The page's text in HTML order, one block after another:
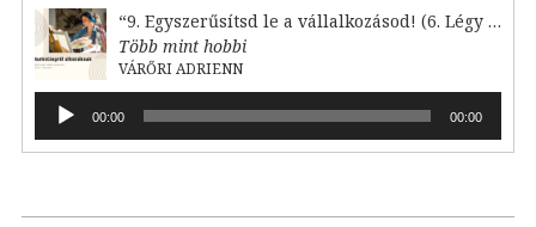
“9. Egyszerűsítsd le a vállalkozásod! (6. Légy lelkes!)”
Több mint hobbi
VÁRŐRI ADRIENN
Audió
lejátszó00:00 00:00